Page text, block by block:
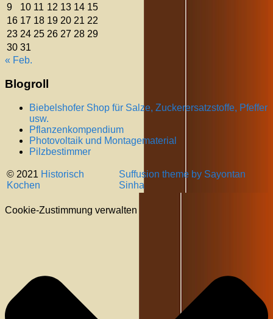
9
10 11 12 13 14 15
16 17 18 19 20 21 22
23 24 25 26 27 28 29
30 31
« Feb.
Blogroll
Biebelshofer Shop für Salze, Zuckerersatzstoffe, Pfeffer
usw.
Pflanzenkompendium
Photovoltaik und Montagematerial
Pilzbestimmer
© 2021 Historisch
Kochen
Suffusion theme by Sayontan
Sinha
Cookie-Zustimmung verwalten